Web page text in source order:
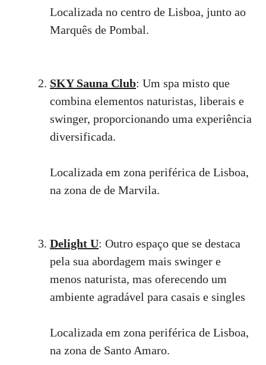
Localizada no centro de Lisboa, junto ao
Marquês de Pombal.
SKY Sauna Club: Um spa misto que
combina elementos naturistas, liberais e
swinger, proporcionando uma experiência
diversificada.
Localizada em zona periférica de Lisboa,
na zona de de Marvila.
Delight U: Outro espaço que se destaca
pela sua abordagem mais swinger e
menos naturista, mas oferecendo um
ambiente agradável para casais e singles
Localizada em zona periférica de Lisboa,
na zona de Santo Amaro.